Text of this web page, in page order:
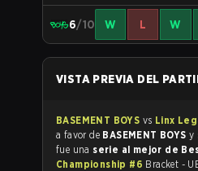
6/10 W L W
VISTA PREVIA DEL
BASEMENT BOYS vs Linx
a favor de BASEMENT BOYS y
fue una serie al mejor de
Championship #6 Bracket -